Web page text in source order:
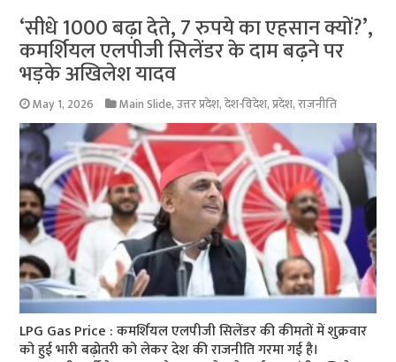
‘सीधे 1000 बढ़ा देते, 7 रुपये का एहसान क्यों?’,
कमर्शियल एलपीजी सिलेंडर के दाम बढ़ने पर
भड़के अखिलेश यादव
May 1, 2026 Main Slide,उत्तर प्रदेश,देश-विदेश,प्रदेश,राजनीति
LPG Gas Price : कमर्शियल एलपीजी सिलेंडर की कीमतों में शुक्रवार
को हुई भारी बढ़ोतरी को लेकर देश की राजनीति गरमा गई है।